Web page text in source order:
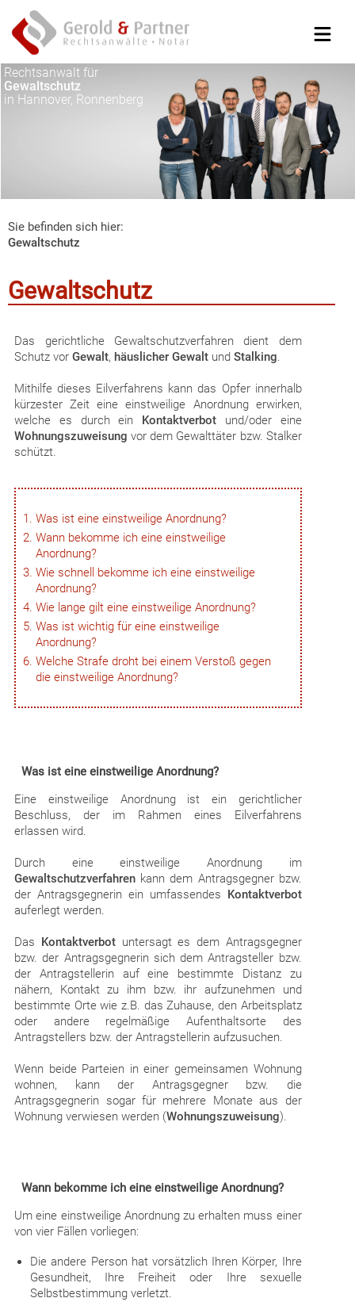
Rechtsanwalt für
Gewaltschutz
in Hannover, Ronnenberg
Sie befinden sich hier:
Gewaltschutz
Gewaltschutz
Das gerichtliche Gewaltschutzverfahren dient dem
Schutz vorGewalt, häuslicher Gewalt undStalking.
Mithilfe dieses Eilverfahrens kann das Opfer innerhalb
kürzester Zeit eine einstweilige Anordnung erwirken,
welche es durch ein
Kontaktverbot und/oder eine
Wohnungszuweisung vor dem Gewalttäter bzw. Stalker
schützt.
Was ist eine einstweilige Anordnung?
Wann bekomme ich eine einstweilige
Anordnung?
Wie schnell bekomme ich eine einstweilige
Anordnung?
Wie lange gilt eine einstweilige Anordnung?
Was ist wichtig für eine einstweilige
Anordnung?
Welche Strafe droht bei einem Verstoß gegen
die einstweilige Anordnung?
Was ist eine einstweilige Anordnung?
Eine einstweilige Anordnung ist ein gerichtlicher
Beschluss, der im Rahmen eines Eilverfahrens
erlassen wird.
Durch eine einstweilige Anordnung im
Gewaltschutzverfahren kann dem Antragsgegner bzw.
der Antragsgegnerin ein umfassendes
Kontaktverbot
auferlegt werden.
Das Kontaktverbotuntersagt es dem Antragsgegner
bzw. der Antragsgegnerin sich dem Antragsteller bzw.
der Antragstellerin auf eine bestimmte Distanz zu
nähern, Kontakt zu ihm bzw. ihr aufzunehmen und
bestimmte Orte wie z.B. das Zuhause, den Arbeitsplatz
oder andere regelmäßige Aufenthaltsorte des
Antragstellers bzw. der Antragstellerin aufzusuchen.
Wenn beide Parteien in einer gemeinsamen Wohnung
wohnen, kann der Antragsgegner bzw. die
Antragsgegnerin sogar für mehrere Monate aus der
Wohnung verwiesen werden (Wohnungszuweisung).
Wann bekomme ich eine einstweilige Anordnung?
Um eine einstweilige Anordnung zu erhalten muss einer
von vier Fällen vorliegen:
Die andere Person hat vorsätzlich Ihren Körper, Ihre
Gesundheit, Ihre Freiheit oder Ihre sexuelle
Selbstbestimmung verletzt.